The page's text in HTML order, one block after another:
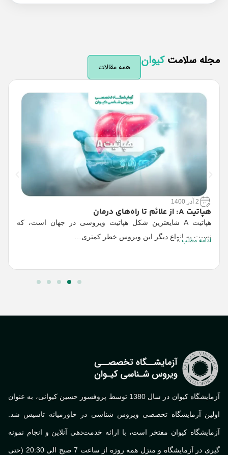
سلامتکیوان همه مقالات
هپاتیت A: از علائم تا راه‌های درمان
هپاتیت A شایعترین شکل هپاتیت ویروسی در جهان است، که
نسبت به انواع دیگر این ویروس خطر کمتری…
ادامه مطلب
آزمایشگاه کیوان در سال 1380 توسط پروفسور حسین کیوانی، به عنوان
آزمایشگاه تخصصی ویروس شناسی در خاورمیانه تاسیس شد.
کیوان مفتخر است، با ارائه خدمت‌دهی آنلاین و انجام نمونه
گیری در آزمایشگاه و منزل همه روزه از ساعت 7 صبح الی 20:30 (حتی